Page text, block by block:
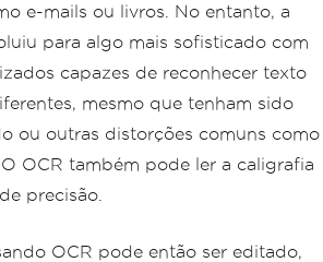
e-mails ou livros. No entanto, a
para algo mais sofisticado com
capazes de reconhecer texto
mesmo que tenham sido
ou outras distorções comuns como
OCR também pode ler a caligrafia
precisão.
OCR pode então ser editado,